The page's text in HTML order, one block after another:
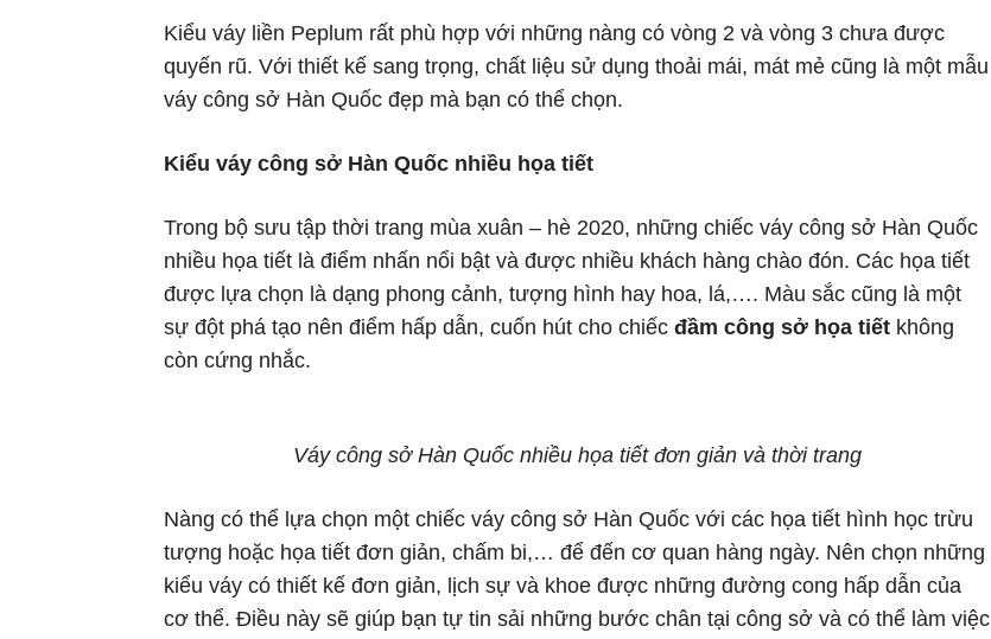
Kiểu váy liền Peplum rất phù hợp với những nàng có vòng 2 và vòng 3 chưa được
quyến rũ. Với thiết kế sang trọng, chất liệu sử dụng thoải mái, mát mẻ cũng là một mẫu
váy công sở Hàn Quốc đẹp mà bạn có thể chọn.
Kiểu váy công sở Hàn Quốc nhiều họa tiết
Trong bộ sưu tập thời trang mùa xuân – hè 2020, những chiếc váy công sở Hàn Quốc
nhiều họa tiết là điểm nhấn nổi bật và được nhiều khách hàng chào đón. Các họa tiết
được lựa chọn là dạng phong cảnh, tượng hình hay hoa, lá,…. Màu sắc cũng là một
sự đột phá tạo nên điểm hấp dẫn, cuốn hút cho chiếc đầm công sở họa tiết không
còn cứng nhắc.
Váy công sở Hàn Quốc nhiều họa tiết đơn giản và thời trang
Nàng có thể lựa chọn một chiếc váy công sở Hàn Quốc với các họa tiết hình học trừu
tượng hoặc họa tiết đơn giản, chấm bi,… để đến cơ quan hàng ngày. Nên chọn những
kiểu váy có thiết kế đơn giản, lịch sự và khoe được những đường cong hấp dẫn của
cơ thể. Điều này sẽ giúp bạn tự tin sải những bước chân tại công sở và có thể làm việc